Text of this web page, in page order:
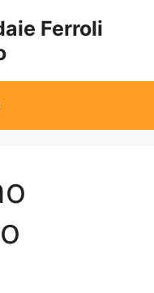
Ferroli